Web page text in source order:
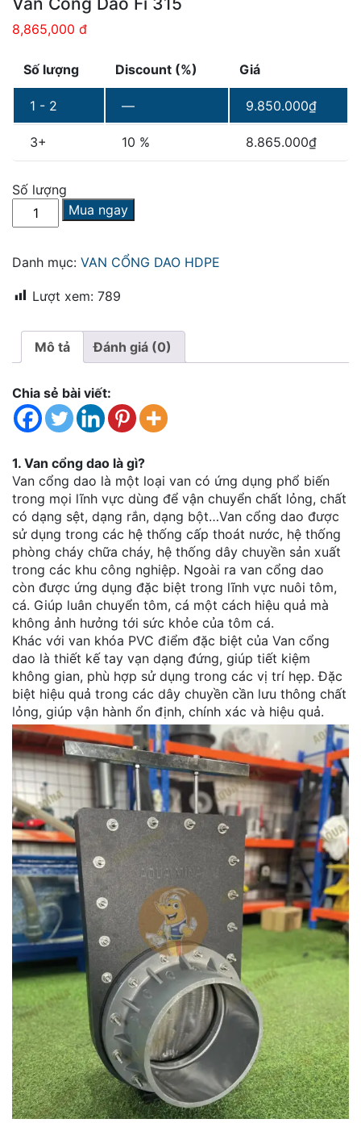
8,865,000 đ
Số lượng Discount (%) Giá
1 - 2 — 9.850.000₫
3+ 10 % 8.865.000₫
Số lượng
Cổng
Fi
số
Mua ngay
Danh mục: VAN CỔNG DAO HDPE
Lượt xem: 789
Mô tả Đánh giá (0)
Chia sẻ bài viết:
1. Van cổng dao là gì?
Van cổng dao là một loại van có ứng dụng phổ biến
trong mọi lĩnh vực dùng để vận chuyển chất lỏng, chất
có dạng sệt, dạng rắn, dạng bột…Van cổng dao được
sử dụng trong các hệ thống cấp thoát nước, hệ thống
phòng cháy chữa cháy, hệ thống dây chuyền sản xuất
trong các khu công nghiệp. Ngoài ra van cổng dao
còn được ứng dụng đặc biệt trong lĩnh vực nuôi tôm,
cá. Giúp luân chuyển tôm, cá một cách hiệu quả mà
không ảnh hưởng tới sức khỏe của tôm cá.
Khác với van khóa PVC điểm đặc biệt của Van cổng
dao là thiết kế tay vạn dạng đứng, giúp tiết kiệm
không gian, phù hợp sử dụng trong các vị trí hẹp. Đặc
biệt hiệu quả trong các dây chuyền cần lưu thông chất
lỏng, giúp vận hành ổn định, chính xác và hiệu quả.